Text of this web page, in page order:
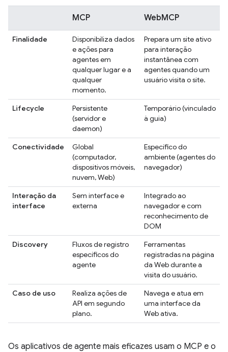
MCP WebMCP
Finalidade
Disponibiliza dados
e ações para
agentes em
qualquer lugar e a
qualquer
momento.
Prepara um site ativo
para interação
instantânea com
agentes quando um
usuário visita o site.
Lifecycle
Persistente
(servidor e
daemon)
Temporário (vinculado
à guia)
Conectividade
Global
(computador,
dispositivos móveis,
nuvem, Web)
Específico do
ambiente (agentes do
navegador)
Interação da
interface
Sem interface e
externa
Integrado ao
navegador e com
reconhecimento de
DOM
Discovery
Fluxos de registro
específicos do
agente
Ferramentas
registradas na página
da Web durante a
visita do usuário.
Caso de uso
Realiza ações de
API em segundo
plano.
Navega e atua em
uma interface da
Web ativa.
Os aplicativos de agente mais eficazes usam o MCP e o